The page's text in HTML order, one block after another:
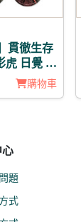
貫徹生存
虎 日覺 徽
購物車
心
題
式